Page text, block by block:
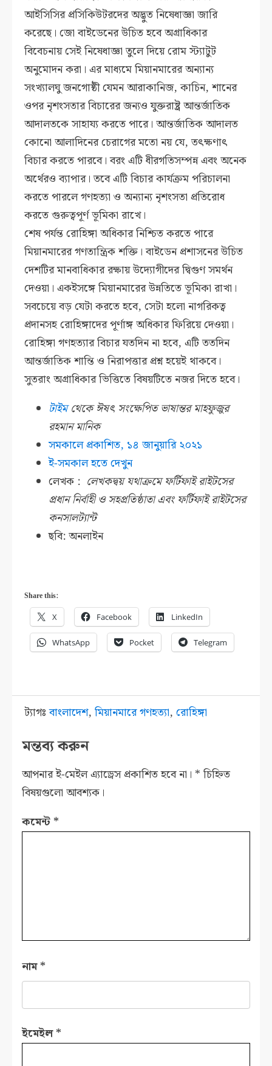
আইসিসির প্রসিকিউটরদের অদ্ভুত নিষেধাজ্ঞা জারি
করেছে। জো বাইডেনের উচিত হবে অগ্রাধিকার
বিবেচনায় সেই নিষেধাজ্ঞা তুলে দিয়ে রোম স্ট্যাটুট
অনুমোদন করা। এর মাধ্যমে মিয়ানমারের অন্যান্য
সংখ্যালঘু জনগোষ্ঠী যেমন আরাকানিজ, কাচিন, শানের
ওপর নৃশংসতার বিচারের জন্যও যুক্তরাষ্ট্র আন্তর্জাতিক
আদালতকে সাহায্য করতে পারে। আন্তর্জাতিক আদালত
কোনো আলাদিনের চেরাগের মতো নয় যে, তৎক্ষণাৎ
বিচার করতে পারবে। বরং এটি ধীরগতিসম্পন্ন এবং অনেক
অর্থেরও ব্যাপার। তবে এটি বিচার কার্যক্রম পরিচালনা
করতে পারলে গণহত্যা ও অন্যান্য নৃশংসতা প্রতিরোধ
করতে গুরুত্বপূর্ণ ভূমিকা রাখে।
শেষ পর্যন্ত রোহিঙ্গা অধিকার নিশ্চিত করতে পারে
মিয়ানমারের গণতান্ত্রিক শক্তি। বাইডেন প্রশাসনের উচিত
দেশটির মানবাধিকার রক্ষায় উদ্যোগীদের দ্বিগুণ সমর্থন
দেওয়া। একইসঙ্গে মিয়ানমারের উন্নতিতে ভূমিকা রাখা।
সবচেয়ে বড় যেটা করতে হবে, সেটা হলো নাগরিকত্ব
প্রদানসহ রোহিঙ্গাদের পূর্ণাঙ্গ অধিকার ফিরিয়ে দেওয়া।
রোহিঙ্গা গণহত্যার বিচার যতদিন না হবে, এটি ততদিন
আন্তর্জাতিক শান্তি ও নিরাপত্তার প্রশ্ন হয়েই থাকবে।
সুতরাং অগ্রাধিকার ভিত্তিতে বিষয়টিতে নজর দিতে হবে।
টাইমথেকে ঈষৎ সংক্ষেপিত ভাষান্তর মাহফুজুর
রহমান মানিক
সমকালে প্রকাশিত, ১৪ জানুয়ারি ২০২১
ই-সমকাল হতে দেখুন
লেখক : লেখকদ্বয় যথাক্রমে ফর্টিফাই রাইটসের
প্রধান নির্বাহী ও সহপ্রতিষ্ঠাতা এবং ফর্টিফাই রাইটসের
কনসালট্যান্ট
ছবি: অনলাইন
Share this:
X Facebook LinkedIn
WhatsApp Pocket Telegram
ট্যাগঃবাংলাদেশ,মিয়ানমারে গণহত্যা,রোহিঙ্গা
মন্তব্য করুন
আপনার ই-মেইল এ্যাড্রেস প্রকাশিত হবে না। * চিহ্নিত
বিষয়গুলো আবশ্যক।
কমেন্ট *
নাম*
ইমেইল*